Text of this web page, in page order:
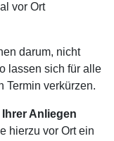
vor Ort
darum, nicht
lassen sich für alle
Termin verkürzen.
Anliegen
hierzu vor Ort ein